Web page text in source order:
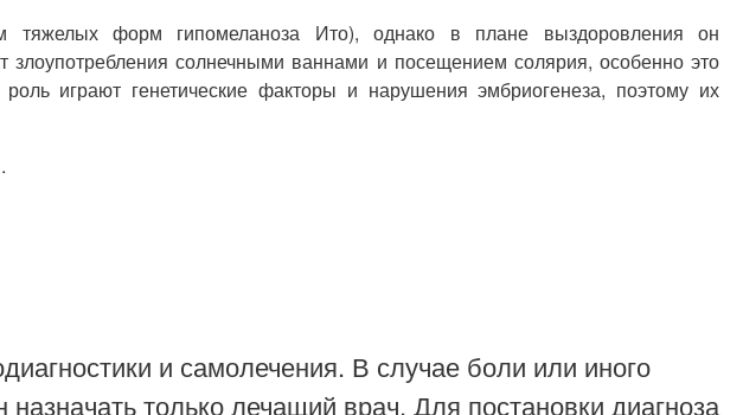
тяжелых форм гипомеланоза Ито), однако в плане выздоровления он
солнечными ваннами и посещением солярия, особенно это
играют генетические факторы и нарушения эмбриогенеза, поэтому их
и самолечения. В случае боли или иного
только лечащий врач. Для постановки диагноза